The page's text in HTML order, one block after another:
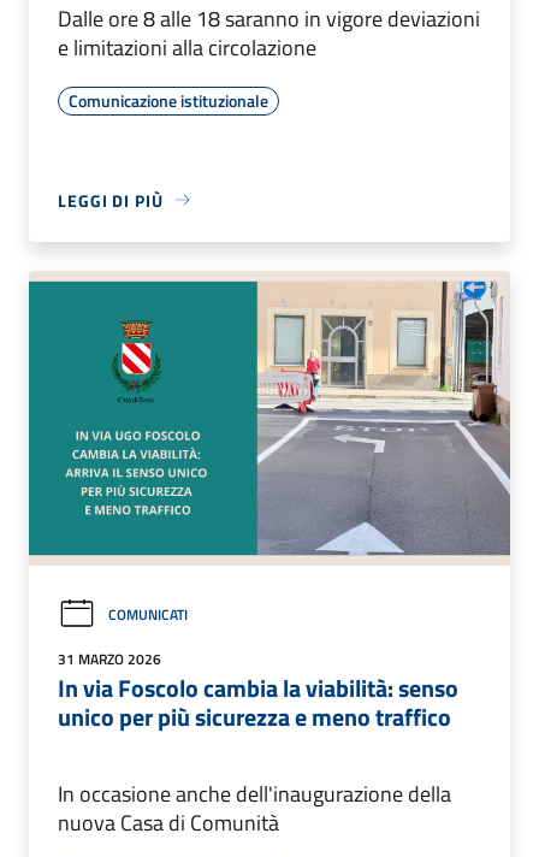
Dalle ore 8 alle 18 saranno in vigore deviazioni
e limitazioni alla circolazione
Comunicazione istituzionale
LEGGI DI PIÙ
COMUNICATI
31 MARZO 2026
In via Foscolo cambia la viabilità: senso
unico per più sicurezza e meno traffico
In occasione anche dell'inaugurazione della
nuova Casa di Comunità